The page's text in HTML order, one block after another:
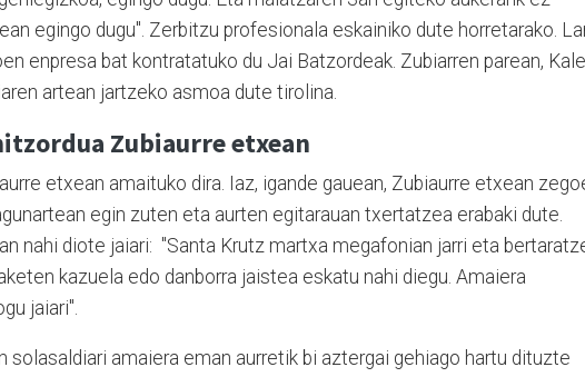
egingo dugu". Zerbitzu profesionala eskainiko dute horretarako.
enpresa bat kontratatuko du Jai Batzordeak. Zubiarren parean, Kale
artean jartzeko asmoa dute tirolina.
Zubiaurre etxean
etxean amaituko dira. Iaz, igande gauean, Zubiaurre etxean
egin zuten eta aurten egitarauan txertatzea erabaki dute.
nahi diote jaiari: "Santa Krutz martxa megafonian jarri eta
kazuela edo danborra jaistea eskatu nahi diegu. Amaiera
jaiari".
solasaldiari amaiera eman aurretik bi aztergai gehiago hartu dituzte